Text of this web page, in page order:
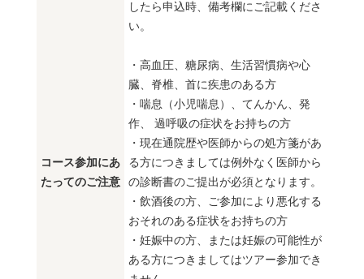
コース参加にあ
たってのご注意
したら申込時、備考欄にご記載くださ
い。
・高血圧、糖尿病、生活習慣病や心
臓、脊椎、首に疾患のある方
・喘息（小児喘息）、てんかん、発
作、 過呼吸の症状をお持ちの方
・現在通院歴や医師からの処方箋があ
る方につきましては例外なく医師から
の診断書のご提出が必須となります。
・飲酒後の方、ご参加により悪化する
おそれのある症状をお持ちの方
・妊娠中の方、または妊娠の可能性が
ある方につきましてはツアー参加でき